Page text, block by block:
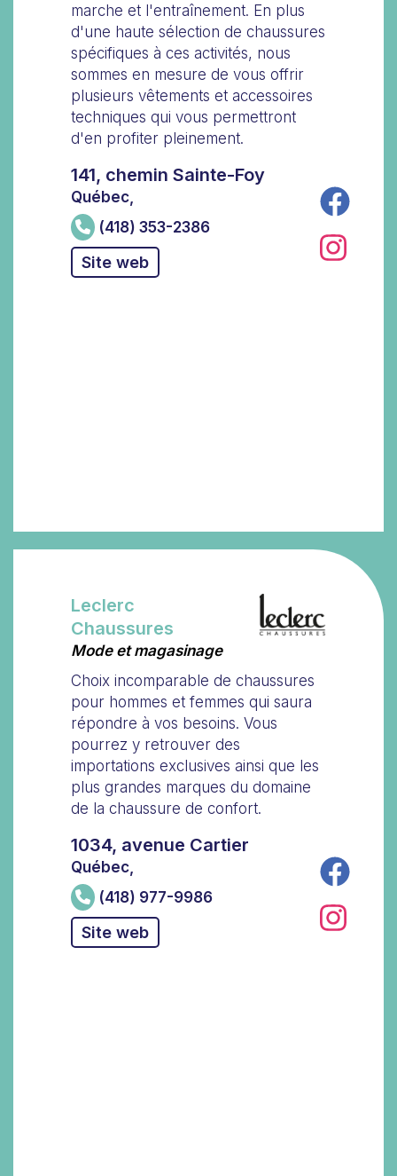
marche et l'entraînement. En plus
d'une haute sélection de chaussures
spécifiques à ces activités, nous
sommes en mesure de vous offrir
plusieurs vêtements et accessoires
techniques qui vous permettront
d'en profiter pleinement.
141, chemin Sainte-Foy
Québec,
(418) 353-2386
Site web
Leclerc
Chaussures
Mode et magasinage
Choix incomparable de chaussures
pour hommes et femmes qui saura
répondre à vos besoins. Vous
pourrez y retrouver des
importations exclusives ainsi que les
plus grandes marques du domaine
de la chaussure de confort.
1034, avenue Cartier
Québec,
(418) 977-9986
Site web